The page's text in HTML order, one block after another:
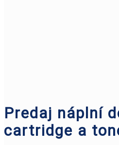
Predaj náplní
cartridge a